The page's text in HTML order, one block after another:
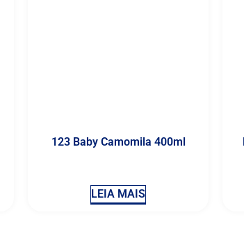
123 Baby Camomila 400ml
LEIA MAIS